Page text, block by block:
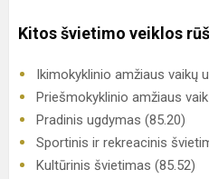
Kitos švietimo veiklos
Ikimokyklinio amžiaus vaikų
Priešmokyklinio amžiaus
Pradinis ugdymas (85.20)
Sportinis ir rekreacinis
Kultūrinis švietimas (85.52)